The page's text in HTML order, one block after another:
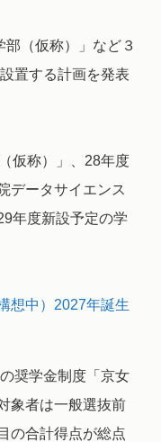
（仮称）」など３
置する計画を発表
仮称）」、28年度
データサイエンス
年度新設予定の学
想中）2027年誕生
奨学金制度「京女
象者は一般選抜前
の合計得点が総点